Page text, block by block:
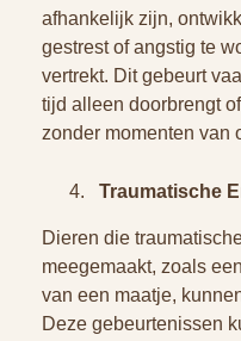
afhankelijk zijn,
gestrest of angstig te
vertrekt. Dit gebeurt
tijd alleen doorbrengt
zonder momenten van
Traumatische
Dieren die
meegemaakt, zoals
van een maatje,
Deze gebeurtenissen